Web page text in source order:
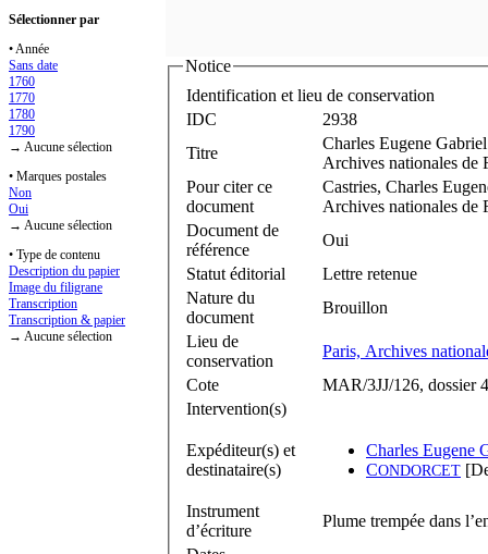
Sélectionner par
• Année
Sans date
1760
1770
1780
1790
→ Aucune sélection
• Marques postales
Non
Oui
→ Aucune sélection
• Type de contenu
Description du papier
Image du filigrane
Transcription
Transcription & papier
→ Aucune sélection
Notice
Identification et lieu de conservation
IDC
2938
Titre
Charles Eugene
Archives nationales de
Pour citer ce
document
Castries, Charles
Archives nationales de
Document de
référence
Oui
Statut éditorial
Lettre retenue
Nature du
document
Brouillon
Lieu de
conservation
Paris, Archives
Cote
MAR/3JJ/126, dossier
Intervention(s)
Expéditeur(s) et
destinataire(s)
Charles Eugene
CONDORCET
Instrument
d’écriture
Plume trempée dans